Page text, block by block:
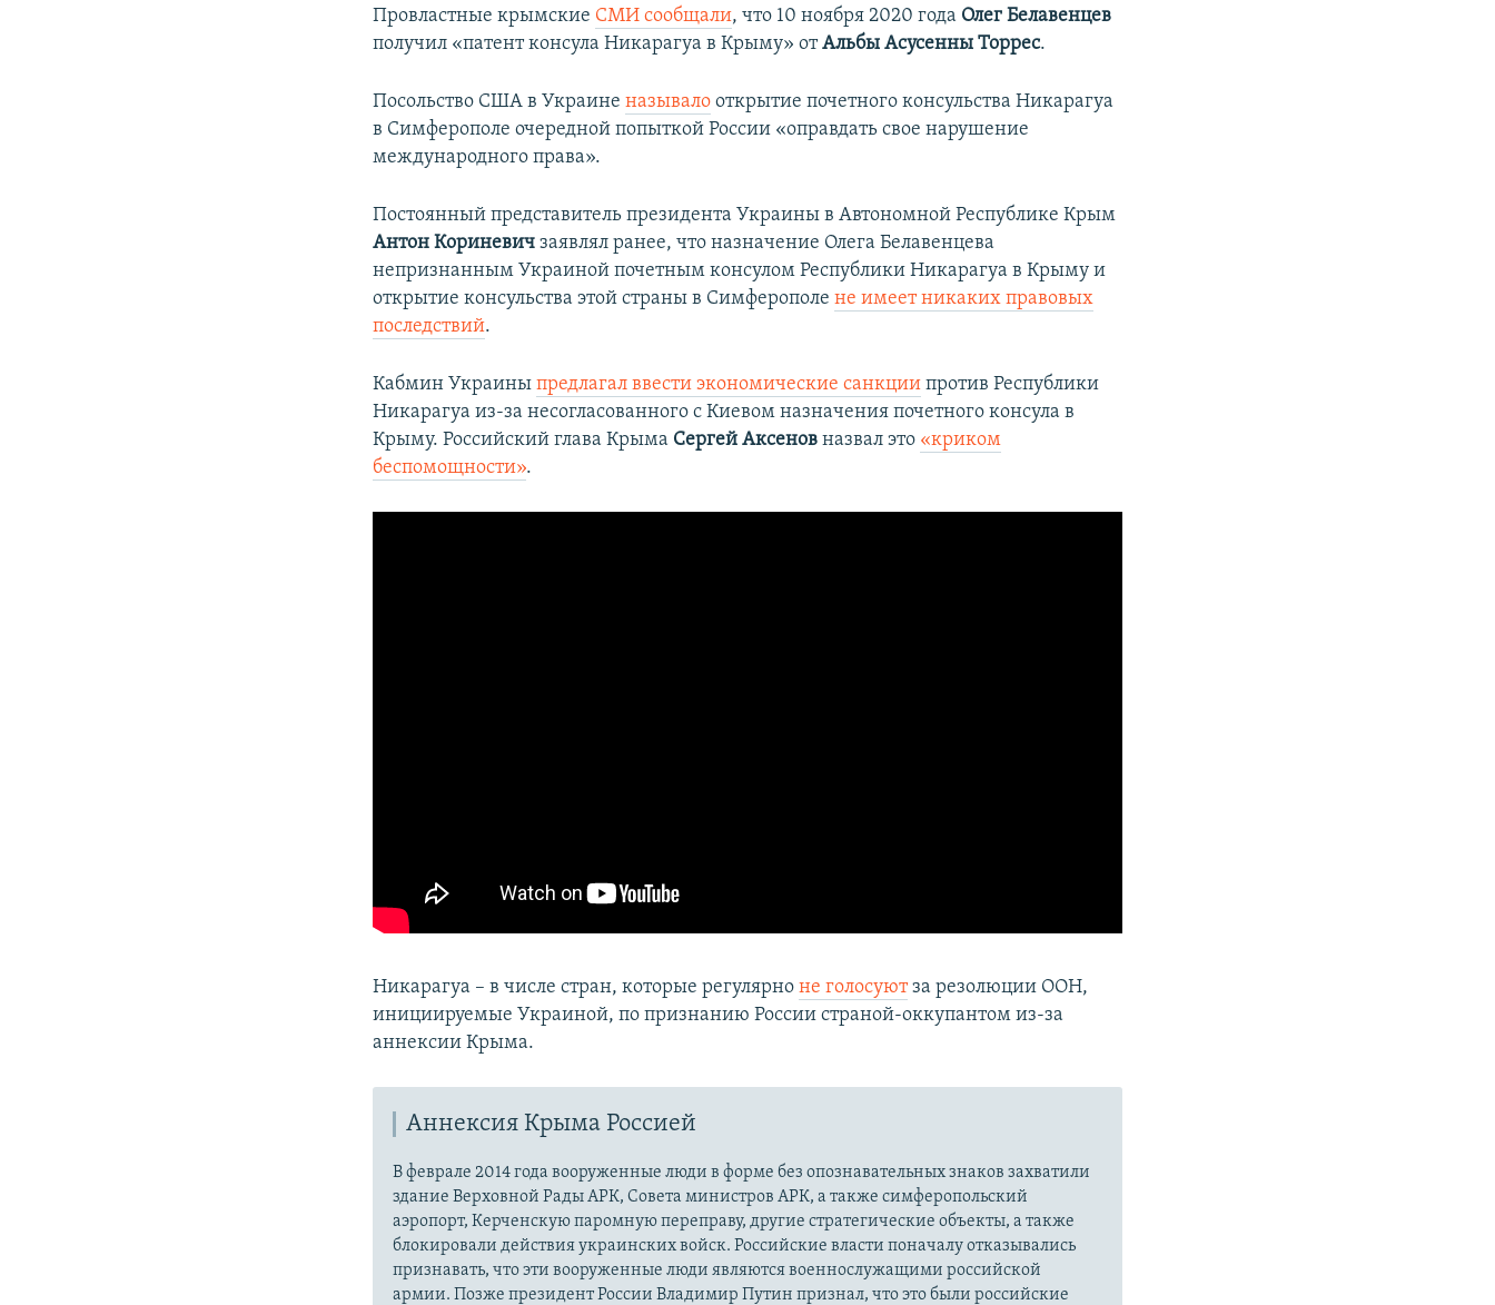
Провластные крымские СМИ сообщали, что 10 ноября 2020 года Олег Белавенцев
получил «патент консула Никарагуа в Крыму» отАльбы Асусенны Торрес.
Посольство США в Украиненазывало открытие почетного консульства Никарагуа
в Симферополе очередной попыткой России «оправдать свое нарушение
международного права».
Постоянный представитель президента Украины в Автономной Республике Крым
Антон Кориневич заявлял ранее, что назначение Олега Белавенцева
непризнанным Украиной почетным консулом Республики Никарагуа в Крыму и
открытие консульства этой страны в Симферополене имеет никаких правовых
последствий.
Кабмин Украиныпредлагал ввести экономические санкции против Республики
Никарагуа из-за несогласованного с Киевом назначения почетного консула в
Крыму. Российский глава Крыма Сергей Аксенов назвал это «криком
беспомощности».
Никарагуа – в числе стран, которые регулярноне голосуютза резолюции ООН,
инициируемые Украиной, по признанию России страной-оккупантом из-за
аннексии Крыма.
Аннексия Крыма Россией
В феврале 2014 года вооруженные люди в форме без опознавательных знаков захватили
здание Верховной Рады АРК, Совета министров АРК, а также симферопольский
аэропорт, Керченскую паромную переправу, другие стратегические объекты, а также
блокировали действия украинских войск. Российские власти поначалу отказывались
признавать, что эти вооруженные люди являются военнослужащими российской
армии. Позже президент России Владимир Путин признал, что это были российские